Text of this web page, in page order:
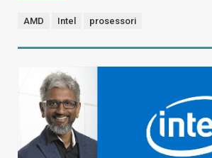
AMD Intel prosessori